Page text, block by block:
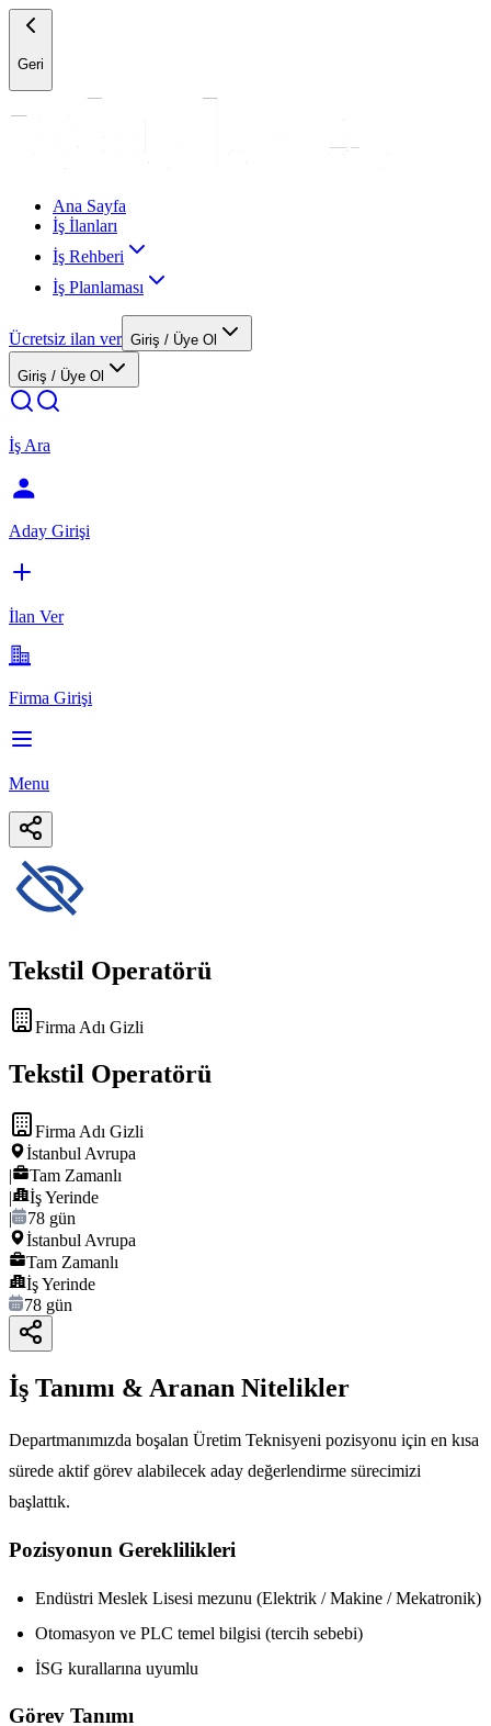
Geri
Ana Sayfa
İş İlanları
İş Rehberi
İş Planlaması
Ücretsiz ilan ver Giriş / Üye Ol
Giriş / Üye Ol
İş Ara
Aday Girişi
İlan Ver
Firma Girişi
Menu
Tekstil Operatörü
Firma Adı Gizli
Tekstil Operatörü
Firma Adı Gizli
İstanbul Avrupa
|
Tam Zamanlı
|
İş Yerinde
|
78 gün
İstanbul Avrupa
Tam Zamanlı
İş Yerinde
78 gün
İş Tanımı & Aranan Nitelikler
Departmanımızda boşalan Üretim Teknisyeni pozisyonu için en kısa
sürede aktif görev alabilecek aday değerlendirme sürecimizi
başlattık.
Pozisyonun Gereklilikleri
Endüstri Meslek Lisesi mezunu (Elektrik / Makine / Mekatronik)
Otomasyon ve PLC temel bilgisi (tercih sebebi)
İSG kurallarına uyumlu
Görev Tanımı